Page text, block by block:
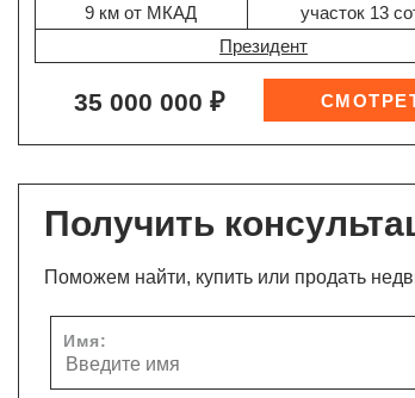
9 км от МКАД
участок 13
Президент
35 000 000 ₽
Получить
Поможем найти, купить или продать
Имя: